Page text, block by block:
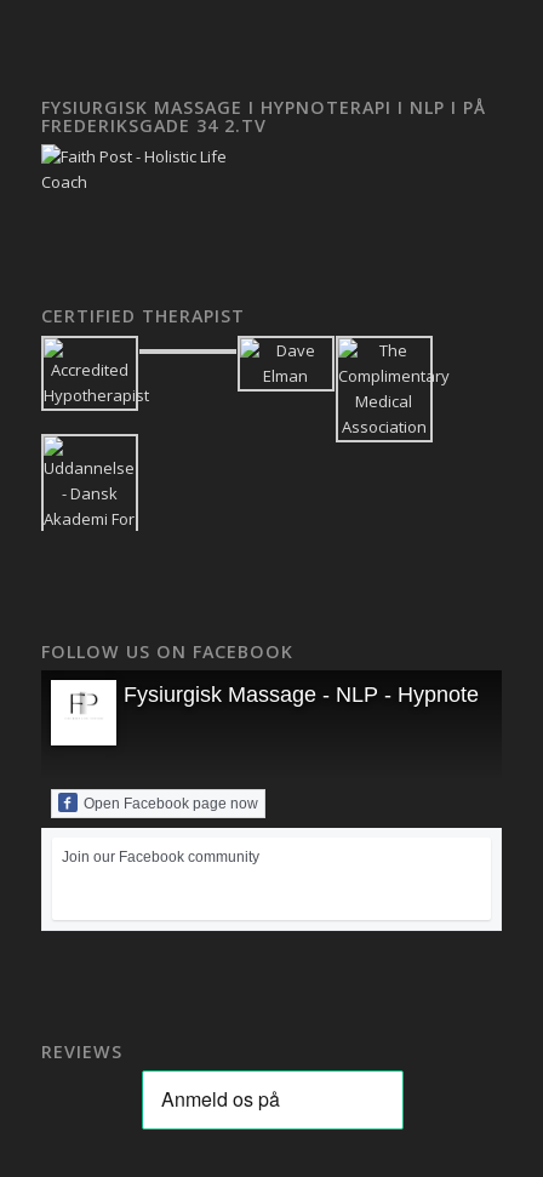
FYSIURGISK MASSAGE I HYPNOTERAPI I NLP I PÅ
FREDERIKSGADE 34 2.TV
CERTIFIED THERAPIST
FOLLOW US ON FACEBOOK
Fysiurgisk Massage - NLP - Hypnoterapi
Open Facebook page now
Join our Facebook community
REVIEWS